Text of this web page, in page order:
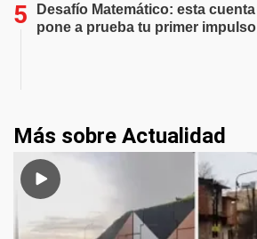
Desafío Matemático: esta cuenta
pone a prueba tu primer impulso
Más sobre Actualidad